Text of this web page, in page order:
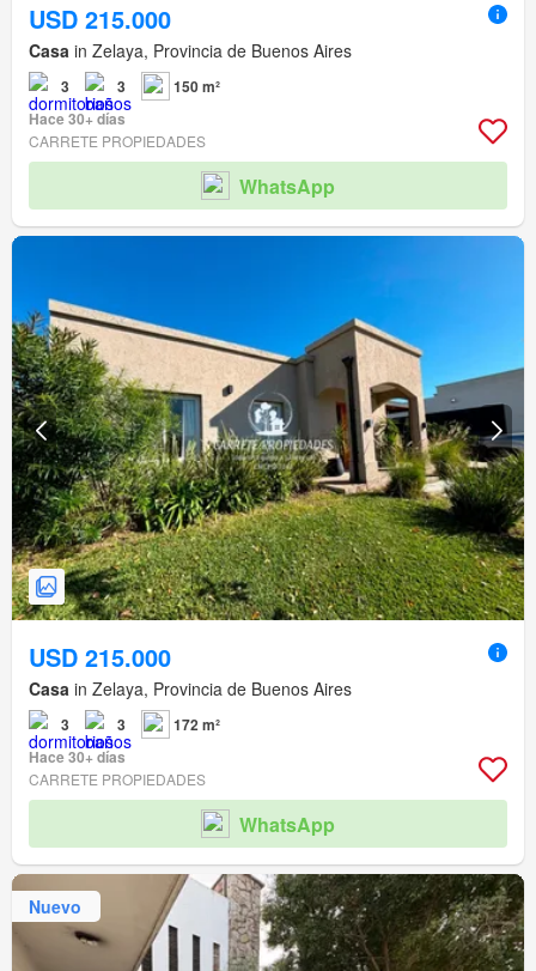
USD 215.000
Casa in Zelaya, Provincia de Buenos Aires
3 3
150 m²
Hace 30+ días
CARRETE PROPIEDADES
WhatsApp
USD 215.000
Casa in Zelaya, Provincia de Buenos Aires
3 3
172 m²
Hace 30+ días
CARRETE PROPIEDADES
WhatsApp
Nuevo